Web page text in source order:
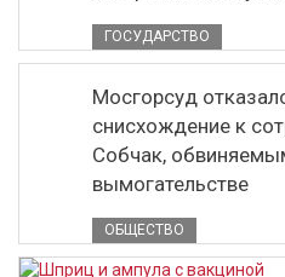
ГОСУДАРСТВО
Мосгорсуд
снисхождение к
Собчак,
вымогательстве
ОБЩЕСТВО